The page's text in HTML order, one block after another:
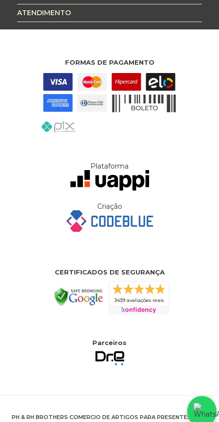
ATENDIMENTO
FORMAS DE PAGAMENTO
Plataforma
Criação
CERTIFICADOS DE SEGURANÇA
3439 avaliações reais
Parceiros
PH & RH BROTHERS COMERCIO DE ARTIGOS PARA PRESENTES LTDA